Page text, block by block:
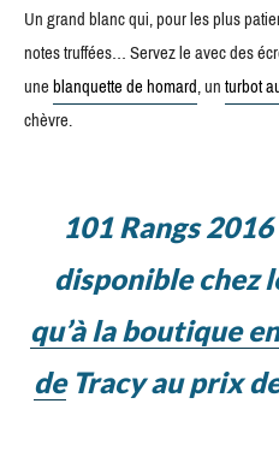
Un grand blanc qui, pour les plus
notes truffées… Servez le avec des
uneblanquette de homard, unturbot
chèvre.
101 Rangs
disponible chez
qu’à la boutique
deTracy au prix